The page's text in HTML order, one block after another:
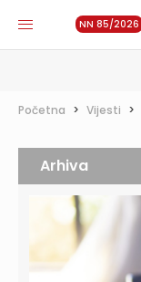
NN 85/2026
Početna > Vijesti >
Arhiva